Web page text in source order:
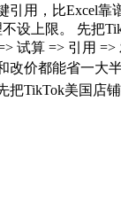
引用，比Excel靠
设上限。 先把
试算 => 引用
改价都能省一大
把TikTok美国店